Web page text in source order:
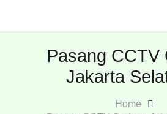
Pasang CCTV
Jakarta
Home